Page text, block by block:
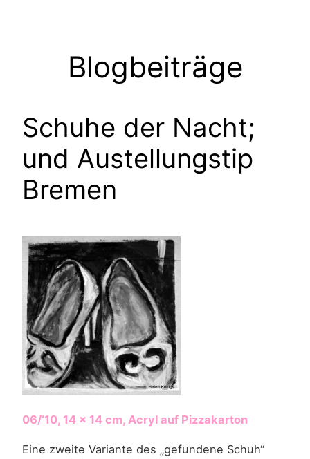
Blogbeiträge
Schuhe der Nacht;
und Austellungstip
Bremen
06/’10, 14 x 14 cm, Acryl auf Pizzakarton
Eine zweite Variante des „gefundene Schuh“